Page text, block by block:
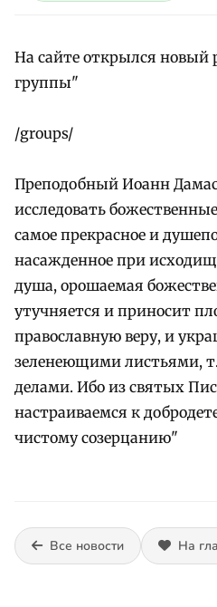
На сайте открылся новый
группы"
/groups/
Преподобный Иоанн
исследовать
самое прекрасное и
насажденное при
душа, орошаемая
утучняется и приносит
православную веру, и
зеленеющими листьями,
делами. Ибо из святых
настраиваемся к
чистому созерцанию"
Все новости На